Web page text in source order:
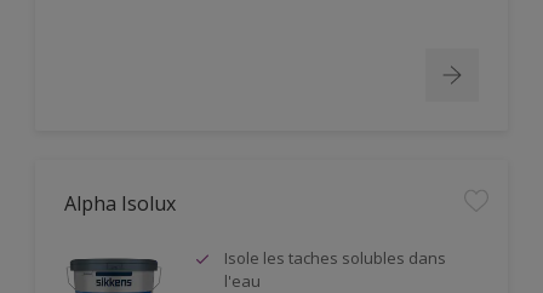
Alpha Isolux
Isole les taches solubles dans
l'eau